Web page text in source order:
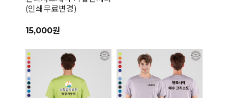
(인쇄무료변경)
15,000원